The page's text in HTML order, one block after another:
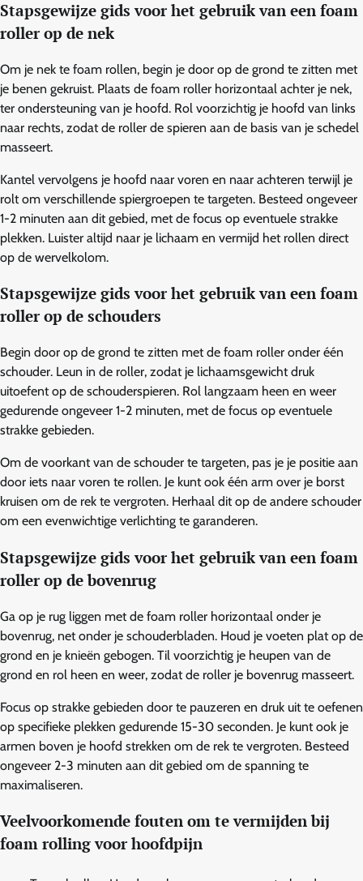
Stapsgewijze gids voor het gebruik van een foam
roller op de nek
Om je nek te foam rollen, begin je door op de grond te zitten met
je benen gekruist. Plaats de foam roller horizontaal achter je nek,
ter ondersteuning van je hoofd. Rol voorzichtig je hoofd van links
naar rechts, zodat de roller de spieren aan de basis van je schedel
masseert.
Kantel vervolgens je hoofd naar voren en naar achteren terwijl je
rolt om verschillende spiergroepen te targeten. Besteed ongeveer
1-2 minuten aan dit gebied, met de focus op eventuele strakke
plekken. Luister altijd naar je lichaam en vermijd het rollen direct
op de wervelkolom.
Stapsgewijze gids voor het gebruik van een foam
roller op de schouders
Begin door op de grond te zitten met de foam roller onder één
schouder. Leun in de roller, zodat je lichaamsgewicht druk
uitoefent op de schouderspieren. Rol langzaam heen en weer
gedurende ongeveer 1-2 minuten, met de focus op eventuele
strakke gebieden.
Om de voorkant van de schouder te targeten, pas je je positie aan
door iets naar voren te rollen. Je kunt ook één arm over je borst
kruisen om de rek te vergroten. Herhaal dit op de andere schouder
om een evenwichtige verlichting te garanderen.
Stapsgewijze gids voor het gebruik van een foam
roller op de bovenrug
Ga op je rug liggen met de foam roller horizontaal onder je
bovenrug, net onder je schouderbladen. Houd je voeten plat op de
grond en je knieën gebogen. Til voorzichtig je heupen van de
grond en rol heen en weer, zodat de roller je bovenrug masseert.
Focus op strakke gebieden door te pauzeren en druk uit te oefenen
op specifieke plekken gedurende 15-30 seconden. Je kunt ook je
armen boven je hoofd strekken om de rek te vergroten. Besteed
ongeveer 2-3 minuten aan dit gebied om de spanning te
maximaliseren.
Veelvoorkomende fouten om te vermijden bij
foam rolling voor hoofdpijn